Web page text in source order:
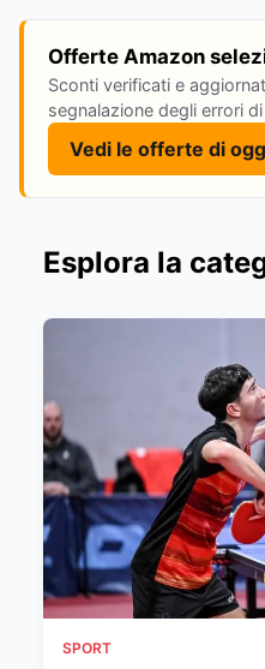
Offerte Amazon
Sconti verificati e
segnalazione degli errori
Vedi le offerte di
Esplora la
SPORT